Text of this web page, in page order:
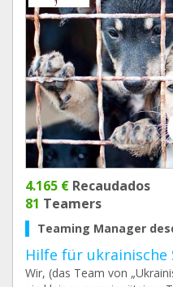
4.165 € Recaudados
81 Teamers
Teaming Manager
Hilfe für
Wir, (das Team von